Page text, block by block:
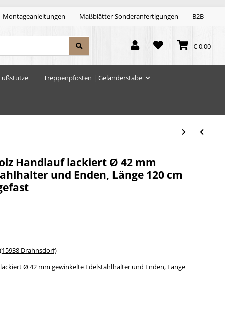
Montageanleitungen Maßblätter Sonderanfertigungen B2B
€ 0,00
Treppenpfosten | Geländerstäbe
Handlauf lackiert Ø 42 mm
und Enden, Länge 120 cm
Drahnsdorf)
Ø 42 mm gewinkelte Edelstahlhalter und Enden, Länge